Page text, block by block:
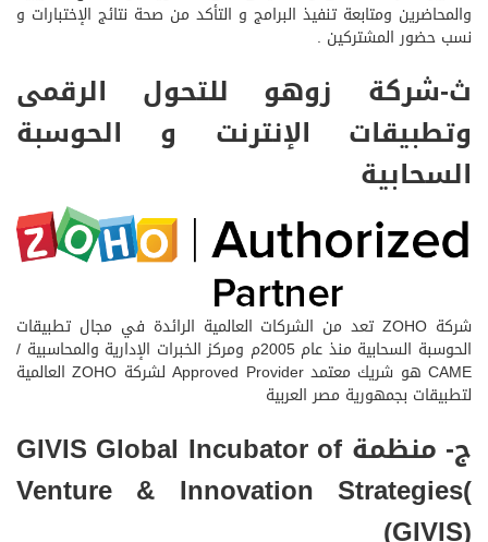
والمحاضرين ومتابعة تنفيذ البرامج و التأكد من صحة نتائج الإختبارات و
نسب حضور المشتركين .
ث-شركة زوهو للتحول الرقمى
وتطبيقات الإنترنت و الحوسبة
السحابية
شركة ZOHO تعد من الشركات العالمية الرائدة في مجال تطبيقات
الحوسبة السحابية منذ عام 2005م ومركز الخبرات الإدارية والمحاسبية /
CAME هو شريك معتمد Approved Provider لشركة ZOHO العالمية
لتطبيقات بجمهورية مصر العربية
ج- منظمة GIVIS Global Incubator of
Venture & Innovation Strategies(
(GIVIS)